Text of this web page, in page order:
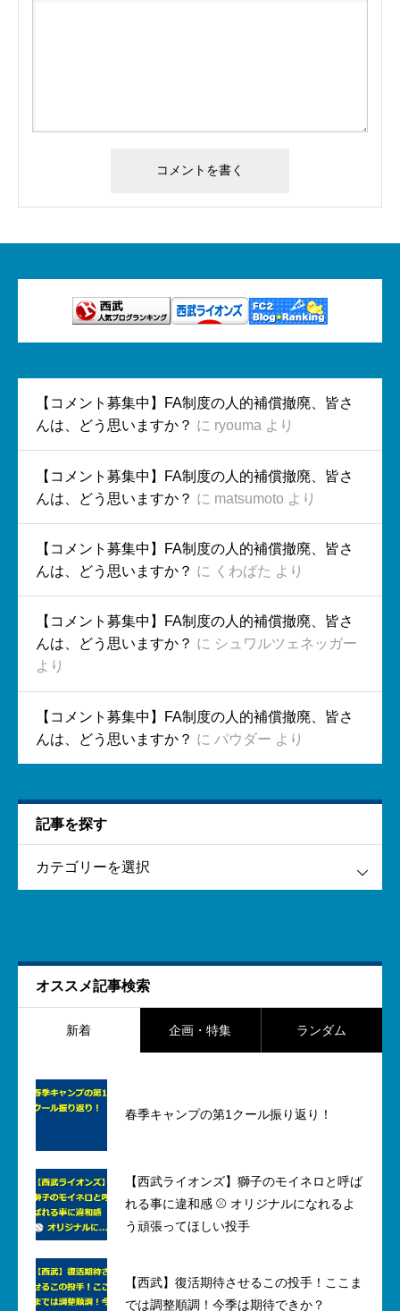
【コメント募集中】FA制度の人的補償撤廃、皆さ
んは、どう思いますか？ に ryouma より
【コメント募集中】FA制度の人的補償撤廃、皆さ
んは、どう思いますか？ に matsumoto より
【コメント募集中】FA制度の人的補償撤廃、皆さ
んは、どう思いますか？ に くわばた より
【コメント募集中】FA制度の人的補償撤廃、皆さ
んは、どう思いますか？ に シュワルツェネッガー
より
【コメント募集中】FA制度の人的補償撤廃、皆さ
んは、どう思いますか？ に パウダー より
記事を探す
オススメ記事検索
新着 企画・特集 ランダム
春季キャンプの第1クール振り返り！
【西武ライオンズ】獅子のモイネロと呼ば
れる事に違和感 ⚾ オリジナルになれるよ
う頑張ってほしい投手
【西武】復活期待させるこの投手！ここま
では調整順調！今季は期待できか？